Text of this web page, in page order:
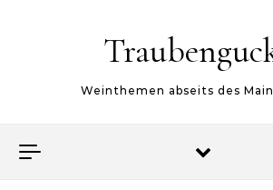
Weinthemen abseits des